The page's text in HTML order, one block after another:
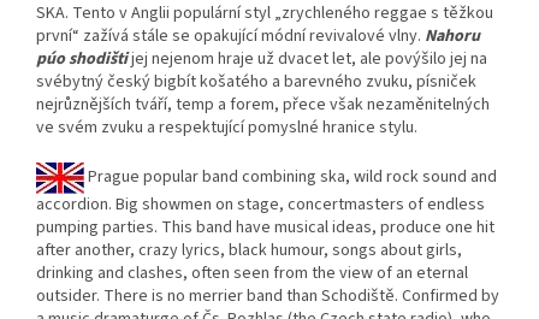
SKA. Tento v Anglii populární styl „zrychleného reggae s těžkou
první“ zažívá stále se opakující módní revivalové vlny. Nahoru
púo shodištijej nejenom hraje už dvacet let, ale povýšilo jej na
svébytný český bigbít košatého a barevného zvuku, písniček
nejrůznějších tváří, temp a forem, přece však nezaměnitelných
ve svém zvuku a respektující ­­pomyslné hranice stylu.
Prague popular band combining ska, wild rock sound and
accordion. Big showmen on stage, concertmasters of endless
pumping parties. This band have musical ideas, produce one hit
after another, crazy lyrics, black humour, songs about girls,
drinking and clashes, often seen from the view of an eternal
outsider. There is no merrier band than Schodiště. Confirmed by